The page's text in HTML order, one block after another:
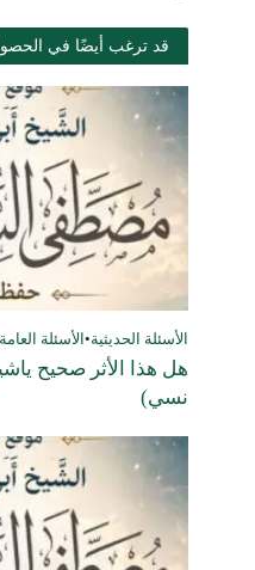
قد ترغب أيضًا في
الأسئلة الحديثية• الأسئلة العامة
هل هذا الأثر صحيح
نسي)